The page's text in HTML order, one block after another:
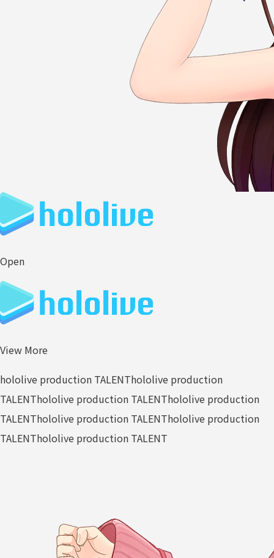
Open
View More
hololive production TALENThololive production
TALENThololive production TALENThololive production
TALENThololive production TALENThololive production
TALENThololive production TALENT